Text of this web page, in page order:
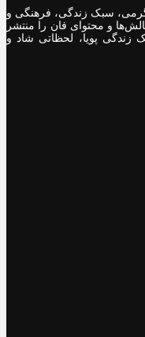
حوزه سرگرمی، سبک زندگی، فرهنگی و
و محتوای فان را منتشر
زندگی پویا، لحظاتی شاد و